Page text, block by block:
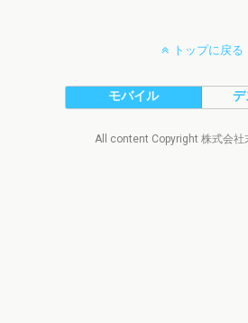
トップに戻る
モバイル デ
All content Copyright 株式会社